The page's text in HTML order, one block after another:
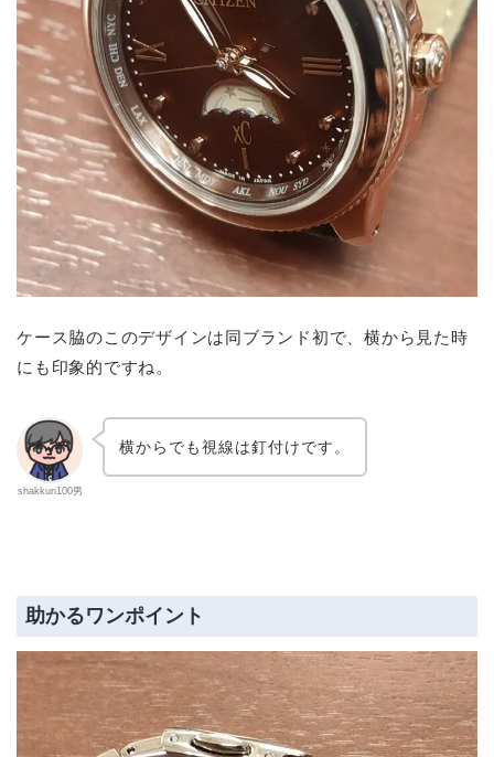
ケース脇のこのデザインは同ブランド初で、横から見た時
にも印象的ですね。
shakkuri100男
横からでも視線は釘付けです。
助かるワンポイント